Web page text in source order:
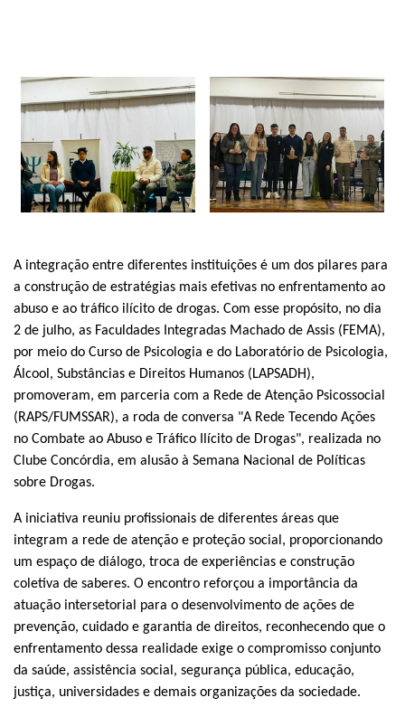
A integração entre diferentes instituições é um dos pilares para
a construção de estratégias mais efetivas no enfrentamento ao
abuso e ao tráfico ilícito de drogas. Com esse propósito, no dia
2 de julho, as Faculdades Integradas Machado de Assis (FEMA),
por meio do Curso de Psicologia e do Laboratório de Psicologia,
Álcool, Substâncias e Direitos Humanos (LAPSADH),
promoveram, em parceria com a Rede de Atenção Psicossocial
(RAPS/FUMSSAR), a roda de conversa "A Rede Tecendo Ações
no Combate ao Abuso e Tráfico Ilícito de Drogas", realizada no
Clube Concórdia, em alusão à Semana Nacional de Políticas
sobre Drogas.
A iniciativa reuniu profissionais de diferentes áreas que
integram a rede de atenção e proteção social, proporcionando
um espaço de diálogo, troca de experiências e construção
coletiva de saberes. O encontro reforçou a importância da
atuação intersetorial para o desenvolvimento de ações de
prevenção, cuidado e garantia de direitos, reconhecendo que o
enfrentamento dessa realidade exige o compromisso conjunto
da saúde, assistência social, segurança pública, educação,
justiça, universidades e demais organizações da sociedade.